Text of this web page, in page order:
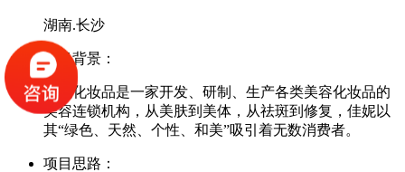
湖南.长沙
项目背景：
佳妮化妆品是一家开发、研制、生产各类美容化妆品的
美容连锁机构，从美肤到美体，从祛斑到修复，佳妮以
其“绿色、天然、个性、和美”吸引着无数消费者。
项目思路：